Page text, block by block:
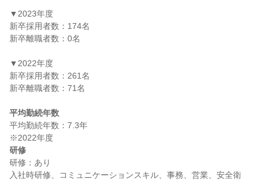
▼2023年度
新卒採用者数：174名
新卒離職者数：0名
▼2022年度
新卒採用者数：261名
新卒離職者数：71名
平均勤続年数
平均勤続年数：7.3年
研修
研修：あり
入社時研修、コミュニケーションスキル、事務、営業、安全衛